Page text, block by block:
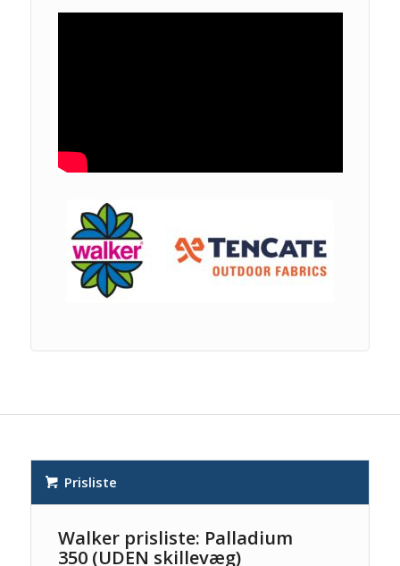
Prisliste
Walker prisliste: Palladium
350 (UDEN skillevæg)